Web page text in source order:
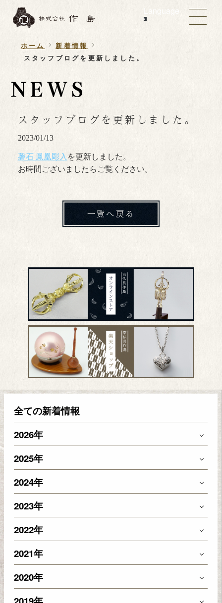
全ての新着情報
2026年
2025年
2024年
2023年
2022年
2021年
2020年
Language
ホーム
新着情報
スタッフブログを更新しました。
スタッフブログを更新しました。
2023/01/13
磬石 鳳凰彫入 を更新しました。
お時間ございましたらご覧ください。
一覧へ戻る